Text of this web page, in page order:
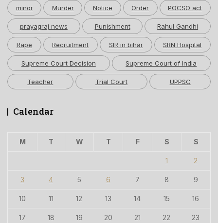
minor Murder Notice Order POCSO act
prayagraj news Punishment Rahul Gandhi
Rape Recruitment SIR in bihar SRN Hospital
Supreme Court Decision Supreme Court of India
Teacher Trial Court UPPSC
Calendar
M T W T F S S
1 2
3 4 5 6 7 8 9
10 11 12 13 14 15 16
17 18 19 20 21 22 23